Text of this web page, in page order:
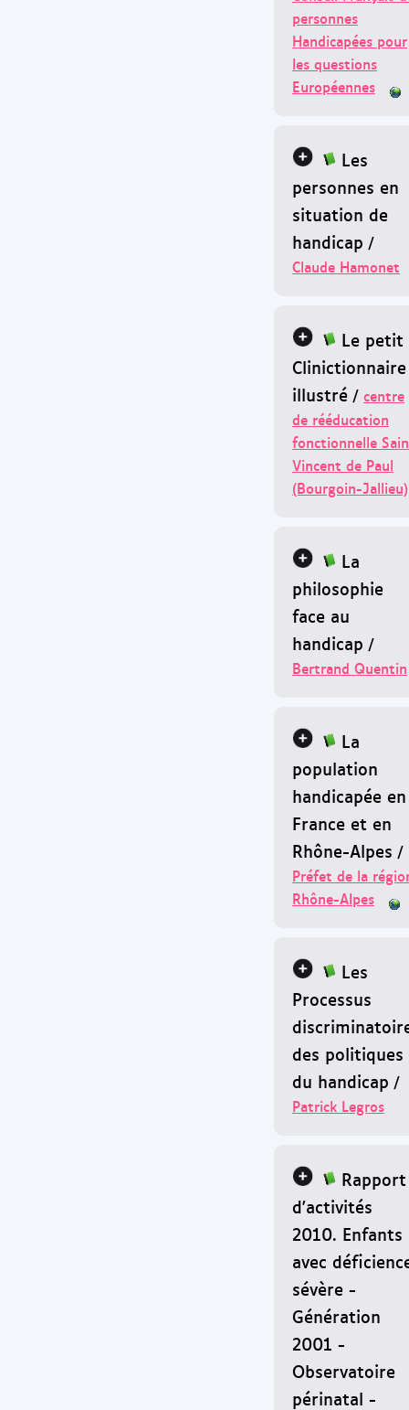
personnes
Handicapées pour
les questions
Européennes
Les
personnes en
situation de
handicap /
Claude Hamonet
Le petit
Clinictionnaire
illustré / centre
de rééducation
fonctionnelle
Vincent de Paul
(Bourgoin-Jallieu)
La
philosophie
face au
handicap /
Bertrand Quentin
La
population
handicapée en
France et en
Rhône-Alpes /
Préfet de la
Rhône-Alpes
Les
Processus
des politiques
du handicap /
Patrick Legros
Rapport
d'activités
2010. Enfants
avec
sévère -
Génération
2001 -
Observatoire
périnatal -